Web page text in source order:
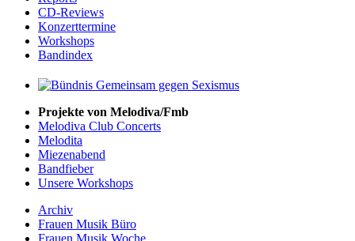
CD-Reviews
Konzerttermine
Workshops
Bandindex
Projekte von Melodiva/Fmb
Melodiva Club Concerts
Melodita
Miezenabend
Bandfieber
Unsere Workshops
Archiv
Frauen Musik Büro
Frauen Musik Woche